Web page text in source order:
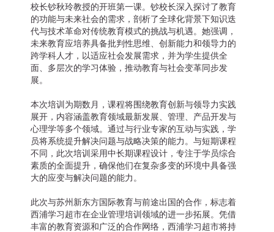
校长钞秋玲教授的开班第一课。钞校长深入探讨了教育
的功能与未来社会的需求，剖析了全球化背景下知识迭
代与技术革命对传统教育模式的挑战与机遇。她强调，
未来教育应培养具备批判性思维、创新能力和领导力的
跨学科人才，以适应社会发展需求，并为学生提供全
面、多层次的学习体验，推动教育与社会变革同步发
展。
本次培训为期数月，课程将围绕教育创新与领导力实践
展开，内容涵盖教育领域最新发展、管理、产品开发与
心理学等多个领域。通过与行业专家的互动与实践，学
员将系统提升解决问题与战略决策的能力。与短期课程
不同，此次培训采用中长期课程设计，专注于学员综合
素质的全面提升，确保他们在复杂多变的环境中具备强
大的应变与解决问题的能力。
此次与苏州新东方国际教育与前途出国的合作，标志着
西浦学习超市在企业管理培训领域的进一步拓展。凭借
丰富的教育资源和广泛的合作网络，西浦学习超市将持